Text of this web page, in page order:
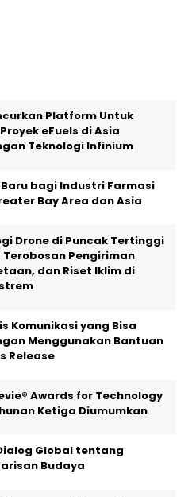
Platform Untuk
eFuels di Asia
Teknologi Infinium
bagi Industri Farmasi
Bay Area dan Asia
Drone di Puncak Tertinggi
Terobosan Pengiriman
dan Riset Iklim di
Komunikasi yang Bisa
Menggunakan Bantuan
Release
Awards for Technology
Ketiga Diumumkan
Global tentang
Budaya